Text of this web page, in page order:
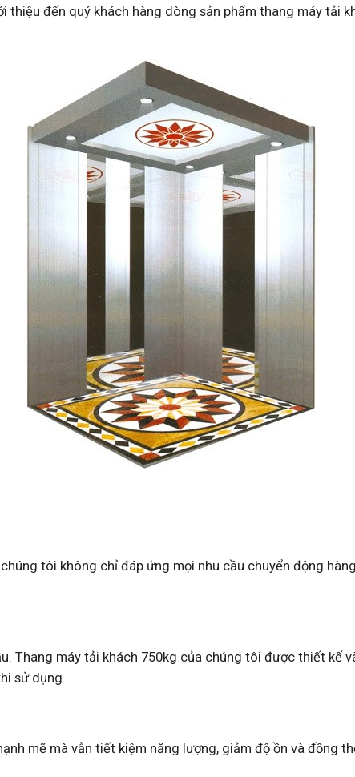
thiệu đến quý khách hàng dòng sản phẩm thang máy tải
tôi không chỉ đáp ứng mọi nhu cầu chuyển động
Thang máy tải khách 750kg của chúng tôi được thiết kế
sử dụng.
mẽ mà vẫn tiết kiệm năng lượng, giảm độ ồn và đồng